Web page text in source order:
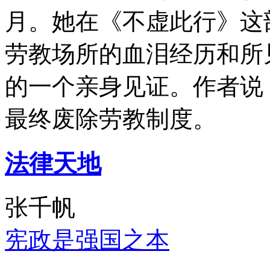
月。她在《不虚此行》
劳教场所的血泪经历和
的一个亲身见证。作者
最终废除劳教制度。
法律天地
张千帆
宪政是强国之本